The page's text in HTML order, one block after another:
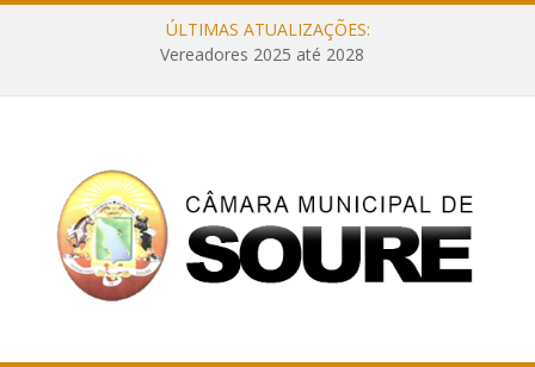
ÚLTIMAS ATUALIZAÇÕES:
Vereadores 2025 até 2028